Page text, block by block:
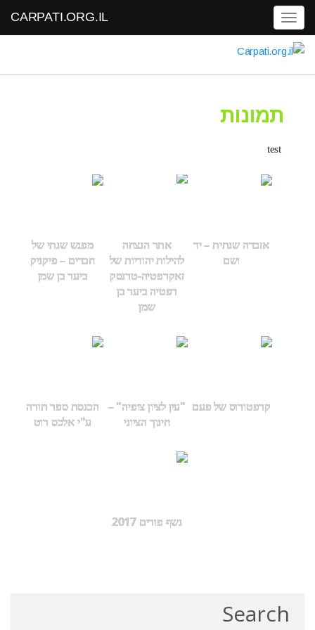
Toggle navigation
CARPATI.ORG.IL
תמונות
test
אזכרה שנתית – יד
ושם
אתר הנצחה
להילות יהודיות של
זאקרפטיה-טרנסק
רפטיה ביער בן
שמן
מפגש שנתי של
חברים – פיקניק
ביער בן שמן
קרפטורוס של פעם "עין לציון צופיה" –
חינוך הציוני
הכנסת ספר תורה
ע"י אלכס רוט
נשף פורים 2017